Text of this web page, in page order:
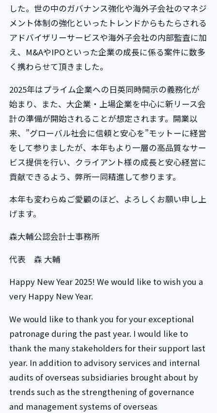
した。世の中のガバナンス強化や海外子会社のマネジ
メント体制の強化といったトレンドからもたらされる
アドバイザリーサービスや海外子会社の内部監査に加
え、M&AやIPOといった企業の成長に係る案件に数多
く携わらせて頂きました。
2025年はプライム企業への日英同時開示の義務化が
始まり、また、大企業・上場企業を中心に新リース会
計の準備が開始されることが想定されます。開業以
来、”グローバル社会に信頼と安心を”モットーに経営
をして参りましたが、本年もより一層の高品質なサー
ビス提供を行い、クライアント様の成長と安心経営に
貢献できるよう、弊所一同精進して参ります。
本年も変わらぬご愛顧のほど、よろしくお願い申し上
げます。
森大輔公認会計士事務所
代表 森 大輔
Happy New Year 2025! We would like to wish you a
very Happy New Year.
We would like to thank you for your exceptional
patronage during the past year. I would like to
thank the many stakeholders for their support last
year. In addition to advisory services and internal
audits of overseas subsidiaries brought about by
trends such as the strengthening of governance
and management systems of overseas